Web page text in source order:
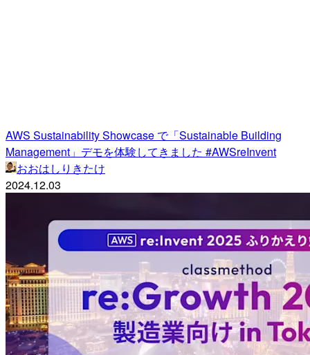
AWS Sustainability Showcase で「Sustainable Building
Management」デモを体験してきました #AWSreInvent
おおはしりきたけ
2024.12.03